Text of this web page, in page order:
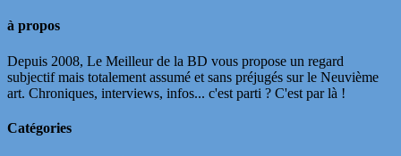
à propos
Depuis 2008, Le Meilleur de la BD vous propose un regard
subjectif mais totalement assumé et sans préjugés sur le Neuvième
art. Chroniques, interviews, infos... c'est parti ? C'est par là !
Catégories